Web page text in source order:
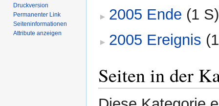
2005 Ende (1 S)
2005 Ereignis
Seiten in der
Druckversion
Permanenter Link
Seiten­­informationen
Attribute anzeigen